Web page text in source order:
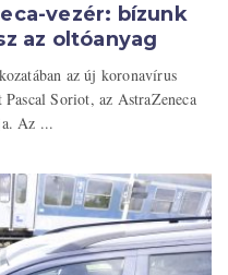
vezér: bízunk
az oltóanyag
az új koronavírus
Soriot, az AstraZeneca
Az ...